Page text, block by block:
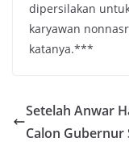
dipersilakan
karyawan
katanya.***
Setelah Anwar
Calon Gubernur